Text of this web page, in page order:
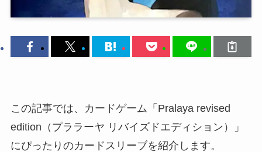
この記事では、カードゲーム「Pralaya revised
edition（プララーヤ リバイズドエディション）」
にぴったりのカードスリーブを紹介します。